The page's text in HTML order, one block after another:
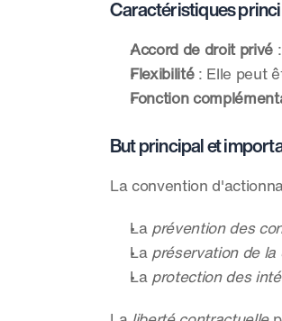
Caractéristiques
Accord de droit privé :
Flexibilité : Elle peut
Fonction
But principal et
La convention
La prévention des
La préservation de la
La protection des